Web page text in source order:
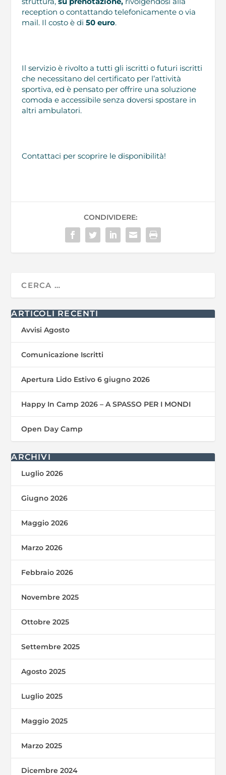
reception o contattando telefonicamente o via
mail. Il costo è di 50 euro.
Il servizio è rivolto a tutti gli iscritti o futuri iscritti
che necessitano del certificato per l’attività
sportiva, ed è pensato per offrire una soluzione
comoda e accessibile senza doversi spostare in
altri ambulatori.
Contattaci per scoprire le disponibilità!
CONDIVIDERE:
ARTICOLI RECENTI
Avvisi Agosto
Comunicazione Iscritti
Apertura Lido Estivo 6 giugno 2026
Happy In Camp 2026 – A SPASSO PER I MONDI
Open Day Camp
ARCHIVI
Luglio 2026
Giugno 2026
Maggio 2026
Marzo 2026
Febbraio 2026
Novembre 2025
Ottobre 2025
Settembre 2025
Agosto 2025
Luglio 2025
Maggio 2025
Marzo 2025
Dicembre 2024